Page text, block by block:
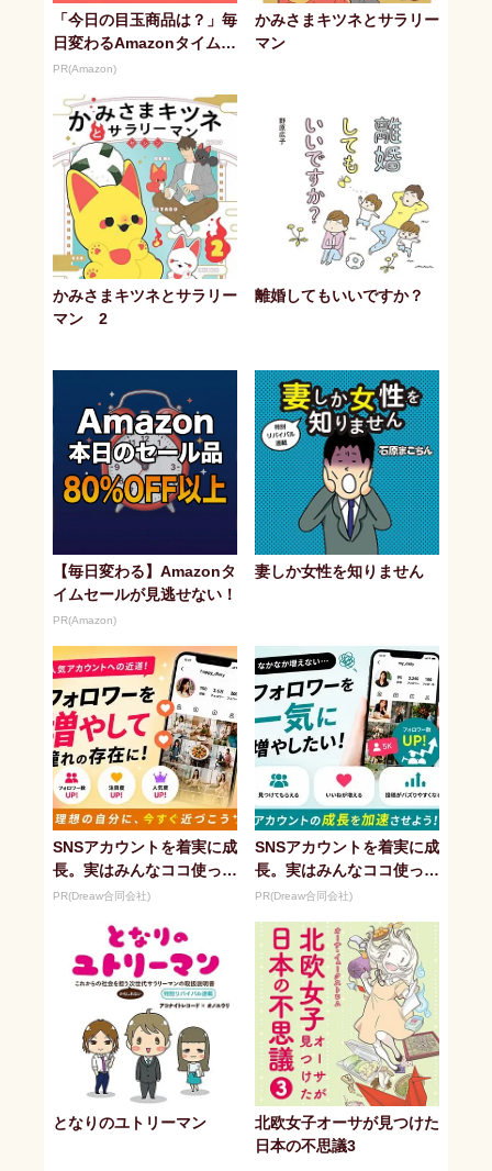
「今日の目玉商品は？」毎
日変わるAmazonタイムセ
ールが見逃せない
PR(Amazon)
かみさまキツネとサラリー
マン
かみさまキツネとサラリー
マン 2
離婚してもいいですか？
【毎日変わる】Amazonタ
イムセールが見逃せない！
PR(Amazon)
妻しか女性を知りません
SNSアカウントを着実に成
長。実はみんなココ使って
ます。
PR(Dreaw合同会社)
SNSアカウントを着実に成
長。実はみんなココ使って
ます。
PR(Dreaw合同会社)
となりのユトリーマン
北欧女子オーサが見つけた
日本の不思議3